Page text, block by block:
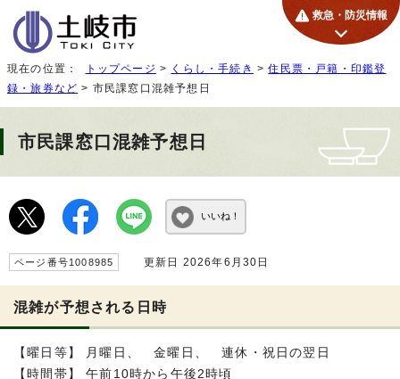
救急・防災情報
現在の位置： トップページ > くらし・手続き >住民票・戸籍・印鑑登
録・旅券など > 市民課窓口混雑予想日
市民課窓口混雑予想日
いいね！
ページ番号1008985 更新日 2026年6月30日
混雑が予想される日時
【曜日等】 月曜日、 金曜日、 連休・祝日の翌日
【時間帯】 午前10時から午後2時頃